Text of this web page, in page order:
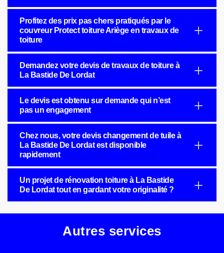
Profitez des prix pas chers pratiqués par le
couvreur Protect toiture Ariège en travaux de
toiture
Demandez votre devis de travaux de toiture à
La Bastide De Lordat
Le devis est obtenu sur demande qui n’est
pas un engagement
Chez nous, votre devis changement de tuile à
La Bastide De Lordat est disponible
rapidement
Un projet de rénovation toiture à La Bastide
De Lordat tout en gardant votre originalité ?
Autres services